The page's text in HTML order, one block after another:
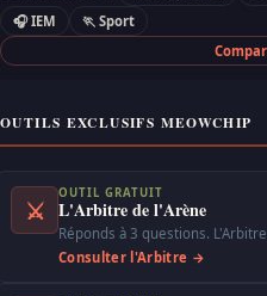
🎧 IEM
🏃 Sport
OUTILS EXCLUSIFS MEOWCHIP
⚔
OUTIL GRATUIT
L'Arbitre de l'Arène
Réponds à 3 questions.
Consulter l'Arbitre →